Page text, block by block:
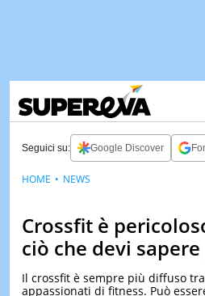
Seguici su: Google Discover
Crossfit è
ciò che devi
Il crossfit è sempre più diffuso
appassionati di fitness. Può
HOME NEWS